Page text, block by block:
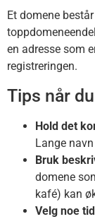
Et domene
en adresse som
registreringen.
Tips når
Hold det
Lange
Bruk
domene
kafé) kan
Velg noe